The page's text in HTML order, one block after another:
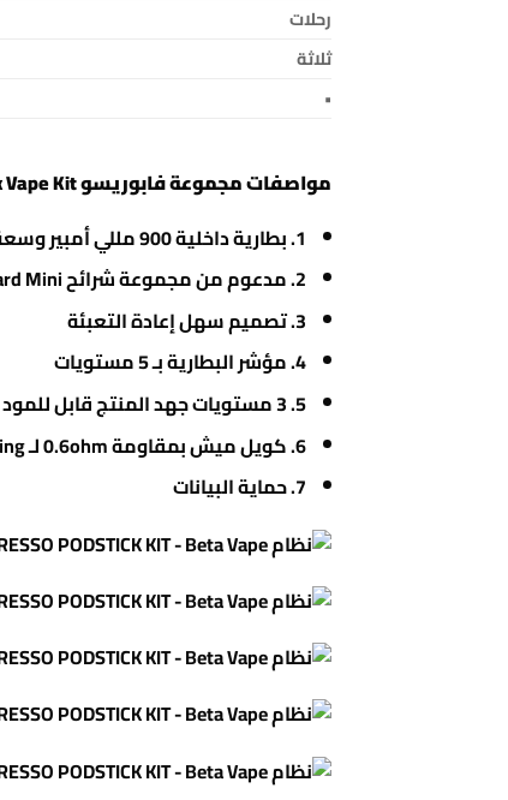
رحلات
ثلاثة
•
مواصفات مجموعة فابوريسو PodStick Vape Kit:
1. بطارية داخلية 900 مللي أمبير وسعة عصير إلكتروني 2 مل
2. مدعوم من مجموعة شرائح OMNI Board Mini
3. تصميم سهل إعادة التعبئة
4. مؤشر البطارية بـ 5 مستويات
5. 3 مستويات جهد المنتج قابل للمود
6. كويل ميش بمقاومة 0.6ohm لـ MTL vaping وكويل ccell 1.3ohm لأملاح النيكل وCBD
7. حماية البيانات